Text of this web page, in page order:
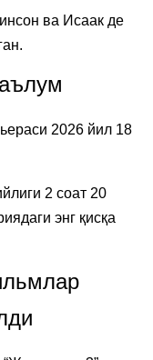
ва Исаак де
2026 йил 18
2 соат 20
энг қисқа